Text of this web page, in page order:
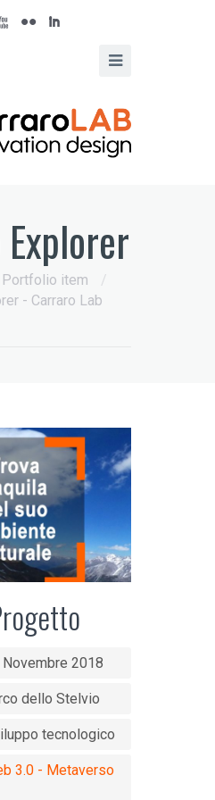
N I
Portfolio item
/
- Carraro Lab
2018
dello Stelvio
tecnologico
3.0 - Metaverso